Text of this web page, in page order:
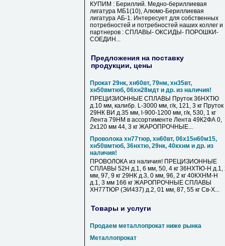
КУПИМ : Бериллий. Медно-бериллиевая
лигатура МБ1(10), Алюмо-Бериллиевая
лигатура АБ-1. Интересует для собственных
потребностей и потребностей наших коллег и
партнеров : СПЛАВЫ- ОКСИДЫ- ПОРОШКИ-
СОЕДИН...
Предложения на поставку
продукции, цены
Прокат 29нк, хн60вт, 79нм, хн35вт,
хн50вмтюб, 06хн28мдт и др. из наличия!
ПРЕЦИЗИОННЫЕ СПЛАВЫ Пруток 36НХТЮ
д.10 мм, калибр. L-3000 мм, г/к, 121, 3 кг Пруток
29НК ВИ д.35 мм, l-900-1200 мм, г/к, 530, 1 кг
Лента 79НМ в ассортименте Лента 49К2ФА 0,
2х120 мм 44, 3 кг ЖАРОПРОЧНЫЕ...
Проволока хн77тюр, хн60вт, 06х15н60м15,
хн50вмтюб, 36нхтю, 29нк, 40кхнм и др. из
наличия!
ПРОВОЛОКА из наличия! ПРЕЦИЗИОННЫЕ
СПЛАВЫ 52Н д.1, 6 мм, 50, 4 кг 36НХТЮ-Н д.1,
мм, 97, 9 кг 29НК д.3, 0 мм, 96, 2 кг 40КХНМ-Н
д.1, 3 мм 166 кг ЖАРОПРОЧНЫЕ СПЛАВЫ
ХН77ТЮР (ЭИ437) д.2, 01 мм, 87, 55 кг Св-Х...
Товары и услуги
Продаем металлопрокат ниже рынка
Металлопрокат